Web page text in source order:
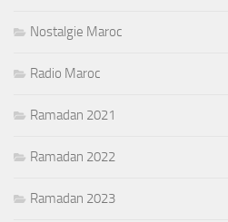
Nostalgie Maroc
Radio Maroc
Ramadan 2021
Ramadan 2022
Ramadan 2023